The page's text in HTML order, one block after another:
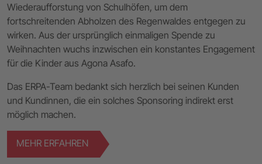
Wiederaufforstung von Schulhöfen, um dem
fortschreitenden Abholzen des Regenwaldes entgegen zu
wirken. Aus der ursprünglich einmaligen Spende zu
Weihnachten wuchs inzwischen ein konstantes Engagement
für die Kinder aus Agona Asafo.
Das ERPA-Team bedankt sich herzlich bei seinen Kunden
und Kundinnen, die ein solches Sponsoring indirekt erst
möglich machen.
MEHR ERFAHREN